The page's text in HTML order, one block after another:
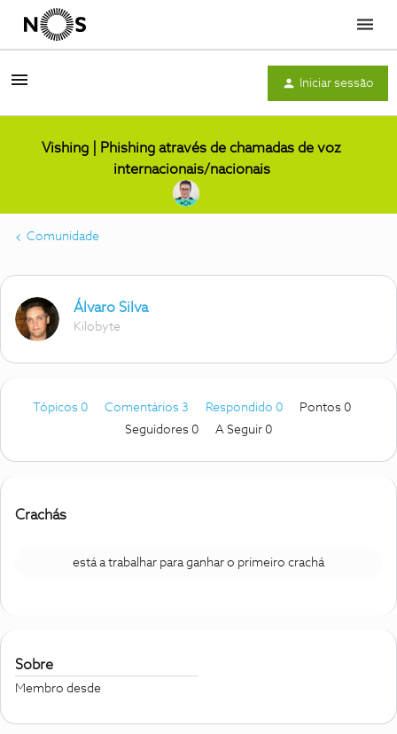
Menu
Iniciar sessão
Vishing | Phishing através de chamadas de voz
internacionais/nacionais
Comunidade
Álvaro Silva
Kilobyte
Tópicos 0 Comentários 3 Respondido 0
Pontos 0
Seguidores 0 A Seguir 0
Crachás
está a trabalhar para ganhar o primeiro crachá
Sobre
Membro desde